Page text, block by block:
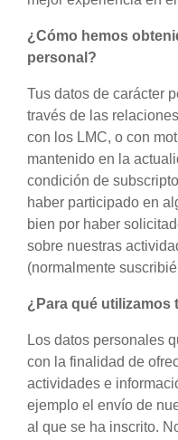
¿Cómo hemos
personal?
Tus datos de carácter
través de las
con los LMC, o con
mantenido en la
condición de
haber participado en
bien por haber
sobre nuestras
(normalmente
¿Para qué utilizamos
Los datos personales
con la finalidad de
actividades e
ejemplo el envío de
al que se ha inscrito.